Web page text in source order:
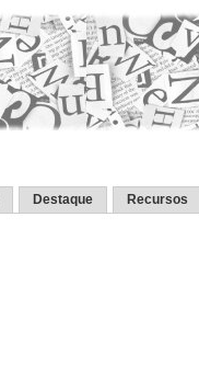
Destaque Recursos